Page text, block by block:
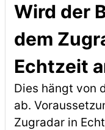
Wird der
dem
Echtzeit
Dies hängt von
ab.
Zugradar in